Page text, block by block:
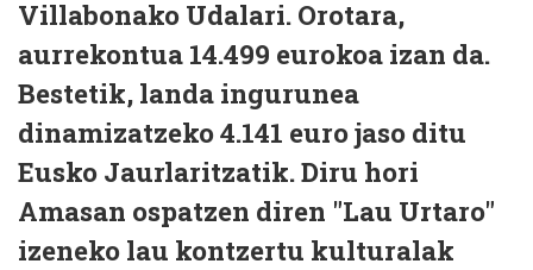
Villabonako Udalari. Orotara,
aurrekontua 14.499 eurokoa izan da.
Bestetik, landa ingurunea
dinamizatzeko 4.141 euro jaso ditu
Eusko Jaurlaritzatik. Diru hori
Amasan ospatzen diren "Lau Urtaro"
izeneko lau kontzertu kulturalak